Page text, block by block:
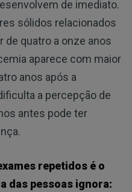
de imediato.
sólidos relacionados
de quatro a onze anos
aparece com maior
anos após a
a percepção de
antes pode ter
repetidos é o
das pessoas ignora: